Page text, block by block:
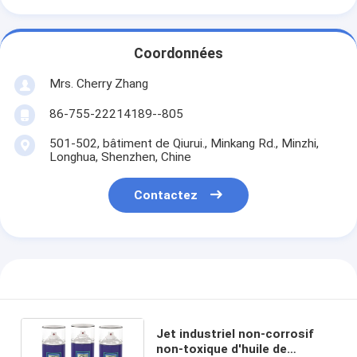
Coordonnées
Mrs. Cherry Zhang
86-755-22214189--805
501-502, bâtiment de Qiurui., Minkang Rd., Minzhi,
Longhua, Shenzhen, Chine
Contactez
Jet industriel non-corrosif
non-toxique d'huile de